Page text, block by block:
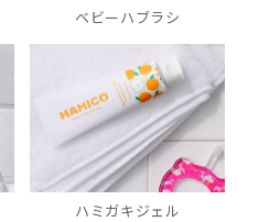
ベビーハブラシ
ハミガキジェル